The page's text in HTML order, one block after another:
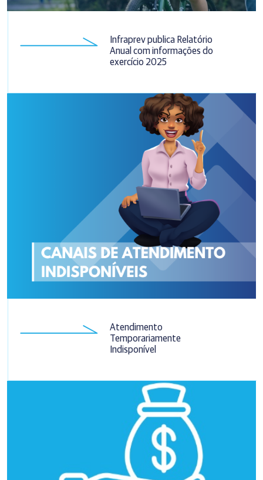
Infraprev publica Relatório
Anual com informações do
exercício 2025
Atendimento
Temporariamente
Indisponível